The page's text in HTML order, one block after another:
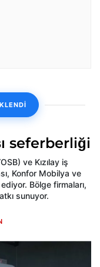
seferberliği
ve Kızılay iş
Konfor Mobilya ve
ediyor. Bölge firmaları,
sunuyor.